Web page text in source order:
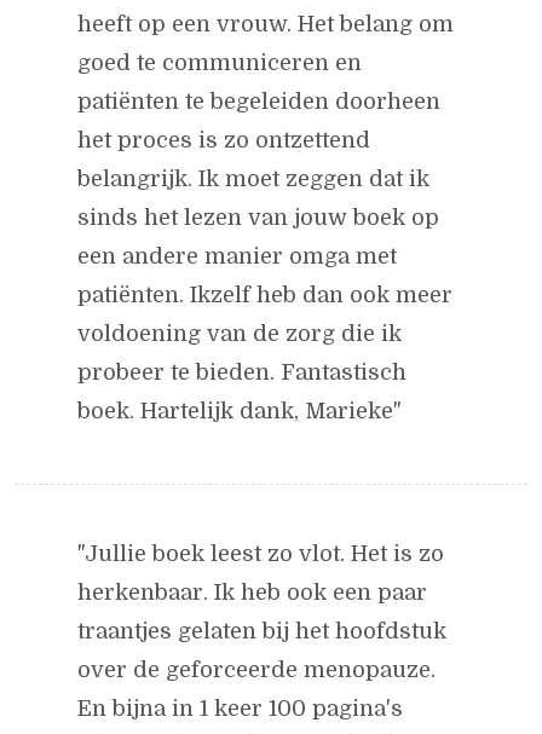
heeft op een vrouw. Het belang om
goed te communiceren en
patiënten te begeleiden doorheen
het proces is zo ontzettend
belangrijk. Ik moet zeggen dat ik
sinds het lezen van jouw boek op
een andere manier omga met
patiënten. Ikzelf heb dan ook meer
voldoening van de zorg die ik
probeer te bieden. Fantastisch
boek. Hartelijk dank, Marieke"
"Jullie boek leest zo vlot. Het is zo
herkenbaar. Ik heb ook een paar
traantjes gelaten bij het hoofdstuk
over de geforceerde menopauze.
En bijna in 1 keer 100 pagina's